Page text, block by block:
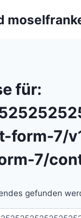
für:
form-7/
7/
gefunden